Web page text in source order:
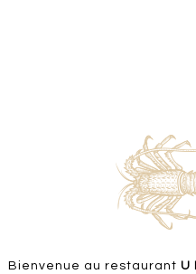
Bienvenue au restaurant U